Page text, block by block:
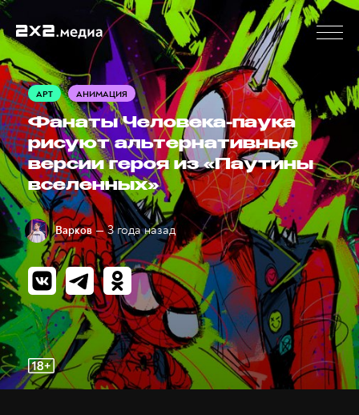
АРТ АНИМАЦИЯ
Фанаты Человека-паука
рисуют альтернативные
версии героя из «Паутины
вселенных»
Варков — 3 года назад